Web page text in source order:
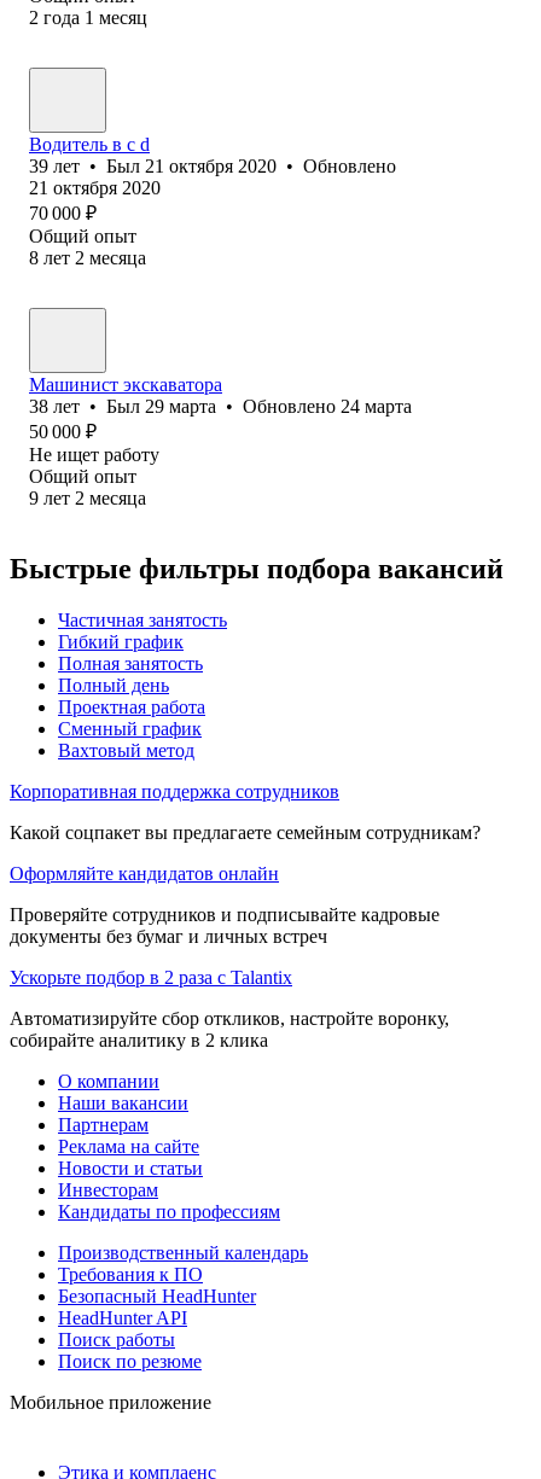
2 года 1 месяц
Водитель в с d
39 лет • Был 21 октября 2020 • Обновлено
21 октября 2020
70 000 ₽
Общий опыт
8 лет 2 месяца
Машинист экскаватора
38 лет • Был 29 марта • Обновлено 24 марта
50 000 ₽
Не ищет работу
Общий опыт
9 лет 2 месяца
Быстрые фильтры подбора вакансий
Частичная занятость
Гибкий график
Полная занятость
Полный день
Проектная работа
Сменный график
Вахтовый метод
Корпоративная поддержка сотрудников
Какой соцпакет вы предлагаете семейным сотрудникам?
Оформляйте кандидатов онлайн
Проверяйте сотрудников и подписывайте кадровые
документы без бумаг и личных встреч
Ускорьте подбор в 2 раза с Talantix
Автоматизируйте сбор откликов, настройте воронку,
собирайте аналитику в 2 клика
О компании
Наши вакансии
Партнерам
Реклама на сайте
Новости и статьи
Инвесторам
Кандидаты по профессиям
Производственный календарь
Требования к ПО
Безопасный HeadHunter
HeadHunter API
Поиск работы
Поиск по резюме
Мобильное приложение
Этика и комплаенс